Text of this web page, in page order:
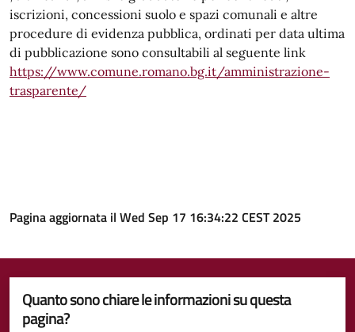
iscrizioni, concessioni suolo e spazi comunali e altre
procedure di evidenza pubblica, ordinati per data ultima
di pubblicazione sono consultabili al seguente link
https://www.comune.romano.bg.it/amministrazione-
trasparente/
Pagina aggiornata il Wed Sep 17 16:34:22 CEST 2025
Quanto sono chiare le informazioni su questa
pagina?